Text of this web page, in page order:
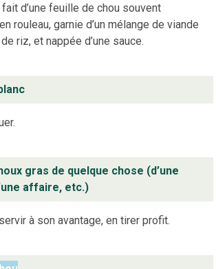
d’une feuille de chou souvent
rouleau, garnie d’un mélange de viande
riz, et nappée d’une sauce.
gras de quelque chose (d’une
affaire, etc.)
à son avantage, en tirer profit.